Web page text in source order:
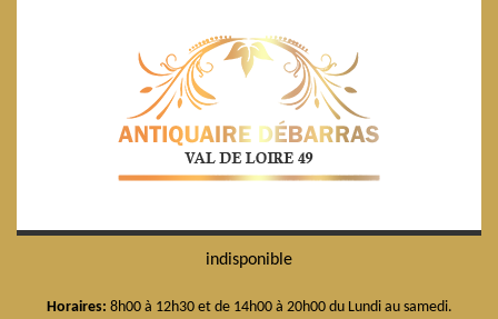
indisponible
Horaires: 8h00 à 12h30 et de 14h00 à 20h00 du Lundi au samedi.